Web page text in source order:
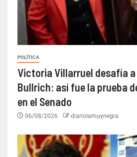
POLÍTICA
Victoria Villarruel desafía
Bullrich: así fue la prueba
en el Senado
06/08/2026 diariolamuynegra